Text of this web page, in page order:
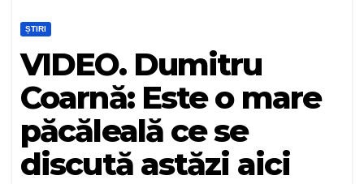
ȘTIRI
VIDEO. Dumitru
Coarnă: Este o mare
păcăleală ce se
discută astăzi aici